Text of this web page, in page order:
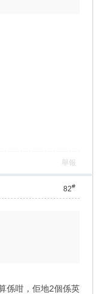
舉報
82#
係咁，佢地2個係英